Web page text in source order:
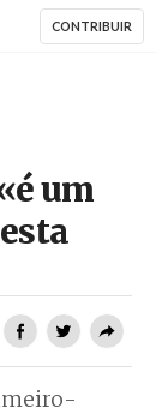
CONTRIBUIR
um